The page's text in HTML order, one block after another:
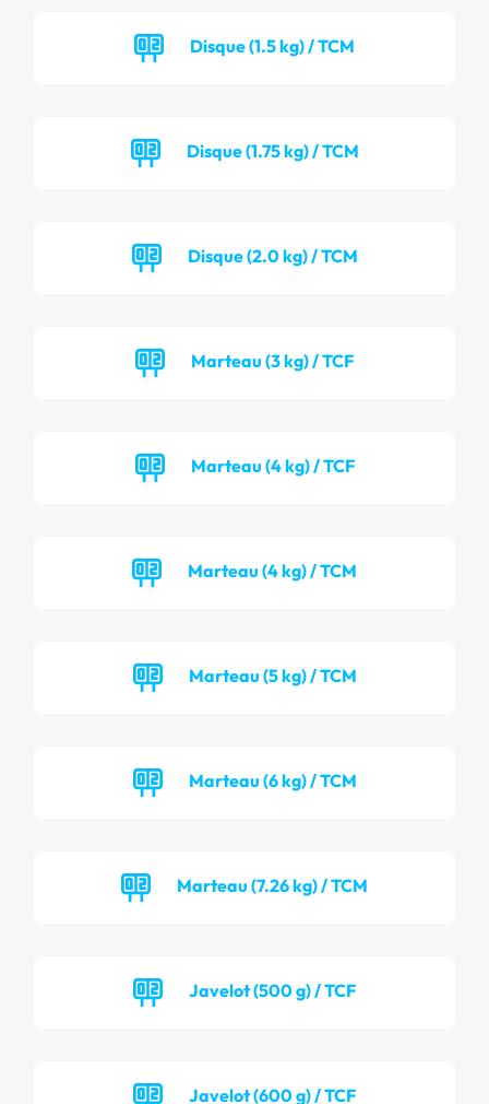
Disque (1.5 kg) / TCM
Disque (1.75 kg) / TCM
Disque (2.0 kg) / TCM
Marteau (3 kg) / TCF
Marteau (4 kg) / TCF
Marteau (4 kg) / TCM
Marteau (5 kg) / TCM
Marteau (6 kg) / TCM
Marteau (7.26 kg) / TCM
Javelot (500 g) / TCF
Javelot (600 g) / TCF